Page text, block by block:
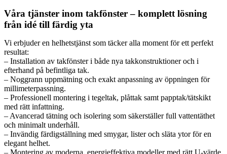
Våra tjänster inom takfönster – komplett lösning
från idé till färdig yta
Vi erbjuder en helhetstjänst som täcker alla moment för ett perfekt
resultat:
– Installation av takfönster i både nya takkonstruktioner och i
efterhand på befintliga tak.
– Noggrann uppmätning och exakt anpassning av öppningen för
millimeterpassning.
– Professionell montering i tegeltak, plåttak samt papptak/tätskikt
med rätt infattning.
– Avancerad tätning och isolering som säkerställer full vattentäthet
och minimalt underhåll.
– Invändig färdigställning med smygar, lister och släta ytor för en
elegant helhet.
– Montering av moderna, energieffektiva modeller med rätt U-värde